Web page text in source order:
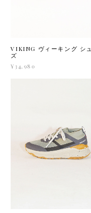
VIKING ヴィーキング シ
ズ
¥34,980